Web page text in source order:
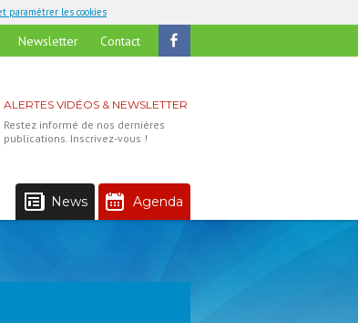
paramétrer les cookies
Newsletter Contact
ALERTES VIDÉOS & NEWSLETTER
Restez informé de nos dernières
publications. Inscrivez-vous !
News Agenda